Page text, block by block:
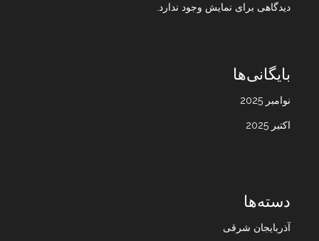
دیدگاهی برای نمایش وجود ندارد.
بایگانی‌ها
نوامبر 2025
اکتبر 2025
دسته‌ها
آذربایجان شرقی